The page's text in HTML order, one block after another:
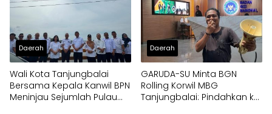
Daerah
Wali Kota Tanjungbalai
Bersama Kepala Kanwil BPN
Meninjau Sejumlah Pulau
Daerah
GARUDA-SU Minta BGN
Rolling Korwil MBG
Tanjungbalai: Pindahkan ke